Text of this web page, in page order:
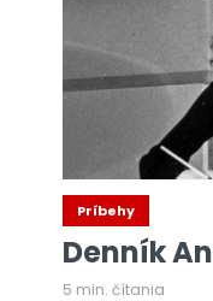
Príbehy
Denník
5 min. čítania